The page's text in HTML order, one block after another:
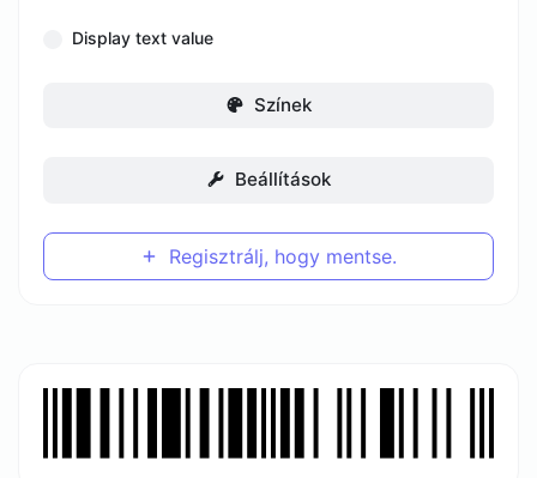
Display text value
Színek
Beállítások
Regisztrálj, hogy mentse.